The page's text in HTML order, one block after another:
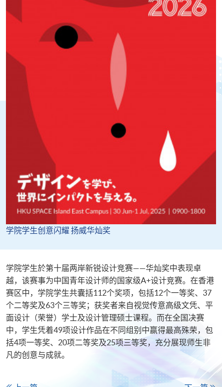
​​学院学生​​创意闪耀 扬威华灿奖​
​​学院学生於第十届两岸新锐设计竞赛——华灿奖中表现卓
越，该赛事为中国青年设计师的国家级A+设计竞赛。在香港
赛区中，学院学生共囊括112个奖项，包括12个一等奖、37
个二等奖及63个三等奖；获奖者来自视觉传意高级文凭、平
面设计（荣誉）学士及设计管理硕士课程。而在全国决赛
中，学生凭着49项设计作品在不同组别中赢得最高殊荣，包
括4项一等奖、20项二等奖及25项三等奖，充分展现师生非
凡的创意与成就。​